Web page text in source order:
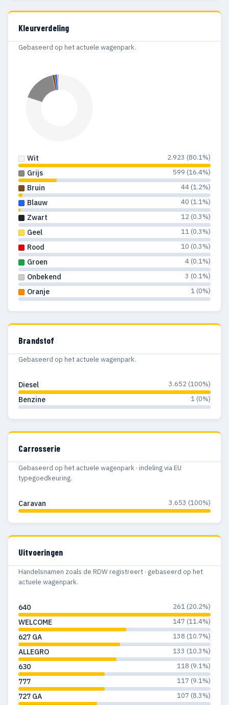
1998 2 2
Kleurverdeling
Gebaseerd op het actuele wagenpark.
Wit 2.923 (80.1%)
Grijs 599 (16.4%)
Bruin 44 (1.2%)
Blauw 40 (1.1%)
Zwart 12 (0.3%)
Geel 11 (0.3%)
Rood 10 (0.3%)
Groen 4 (0.1%)
Onbekend 3 (0.1%)
Oranje 1 (0%)
Brandstof
Gebaseerd op het actuele wagenpark.
Diesel 3.652 (100%)
Benzine 1 (0%)
Carrosserie
Gebaseerd op het actuele wagenpark · indeling via EU
typegoedkeuring.
Caravan 3.653 (100%)
Uitvoeringen
Handelsnamen zoals de RDW registreert · gebaseerd op het
actuele wagenpark.
640 261 (20.2%)
WELCOME 147 (11.4%)
627 GA 138 (10.7%)
ALLEGRO 133 (10.3%)
630 118 (9.1%)
777 117 (9.1%)
727 GA 107 (8.3%)